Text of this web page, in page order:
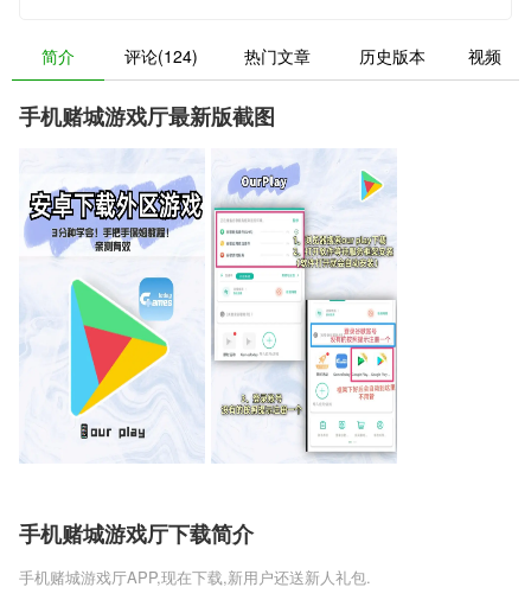
简介 评论(124) 热门文章 历史版本 视频
手机赌城游戏厅最新版截图
手机赌城游戏厅下载简介
手机赌城游戏厅APP,现在下载,新用户还送新人礼包.